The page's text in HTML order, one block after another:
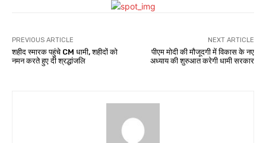
PREVIOUS ARTICLE
शहीद स्मारक पहुंचे CM धामी, शहीदों को
नमन करते हुए दी श्रद्धांजलि
NEXT ARTICLE
पीएम मोदी की मौजूदगी में विकास के नए
अध्याय की शुरुआत करेगी धामी सरकार